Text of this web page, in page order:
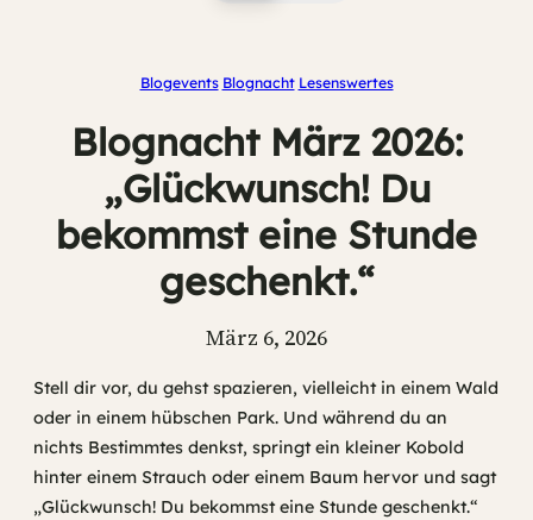
Blogevents Blognacht Lesenswertes
Blognacht März 2026:
„Glückwunsch! Du
bekommst eine Stunde
geschenkt.“
März 6, 2026
Stell dir vor, du gehst spazieren, vielleicht in einem Wald
oder in einem hübschen Park. Und während du an
nichts Bestimmtes denkst, springt ein kleiner Kobold
hinter einem Strauch oder einem Baum hervor und sagt
„Glückwunsch! Du bekommst eine Stunde geschenkt.“